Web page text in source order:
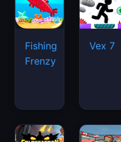
Fishing
Frenzy
Vex 7